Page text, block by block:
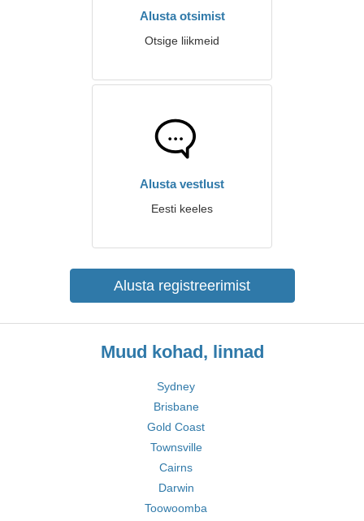
Alusta otsimist
Otsige liikmeid
Alusta vestlust
Eesti keeles
Alusta registreerimist
Muud kohad, linnad
Sydney
Brisbane
Gold Coast
Townsville
Cairns
Darwin
Toowoomba